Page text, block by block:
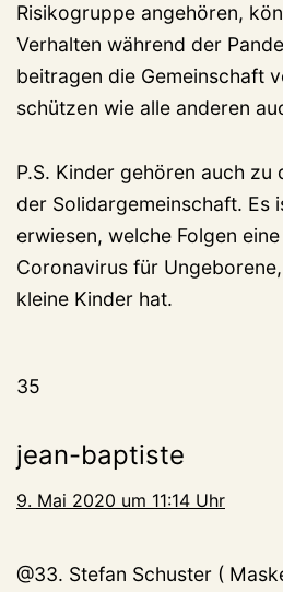
Risikogruppe angehören,
Verhalten während der
beitragen die Gemeinschaft
schützen wie alle anderen
P.S. Kinder gehören auch zu
der Solidargemeinschaft. Es
erwiesen, welche Folgen
Coronavirus für
kleine Kinder hat.
35
jean-baptiste
9. Mai 2020 um 11:14 Uhr
@33. Stefan Schuster (